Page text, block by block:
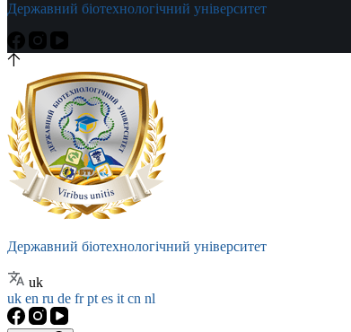
Державний біотехнологічний університет
Державний біотехнологічний університет
uk
uk en ru de frpt es it cn nl